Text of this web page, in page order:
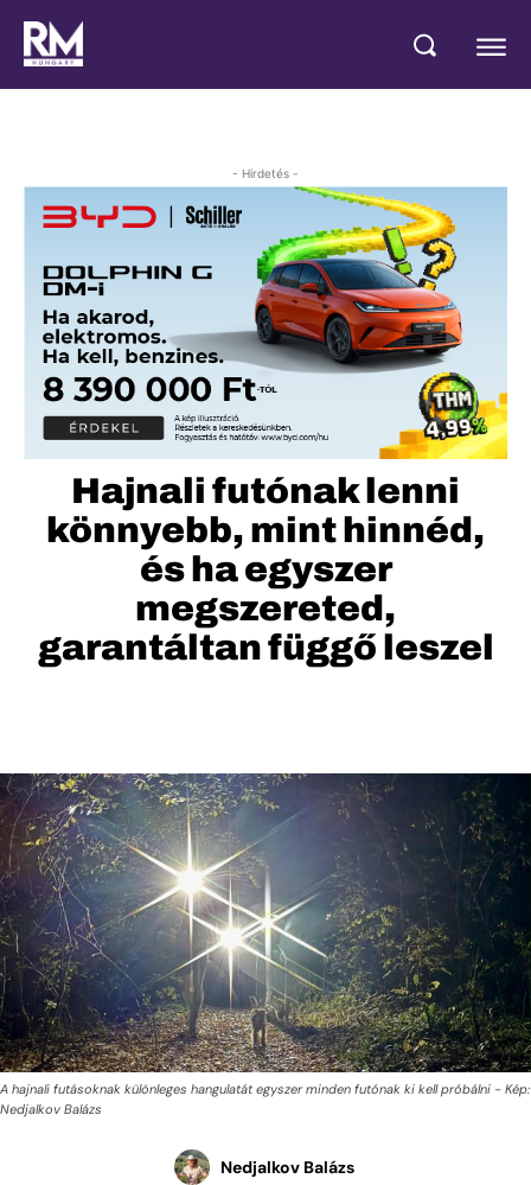
- Hirdetés -
Hajnali futónak lenni
könnyebb, mint hinnéd,
és ha egyszer
megszereted,
garantáltan függő leszel
A hajnali futásoknak különleges hangulatát egyszer minden futónak ki kell próbálni - Kép:
Nedjalkov Balázs
Nedjalkov Balázs